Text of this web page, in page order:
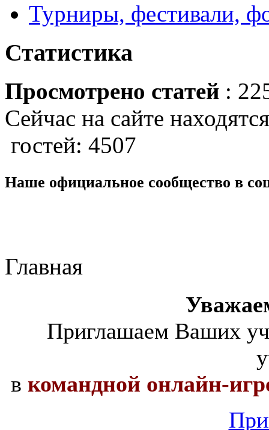
Турниры, фестивали,
Статистика
Просмотрено статей :
Сейчас на сайте
гостей: 4507
Наше официальное сообщество в
Главная
Приглашаем Ваших
в командной онлайн-